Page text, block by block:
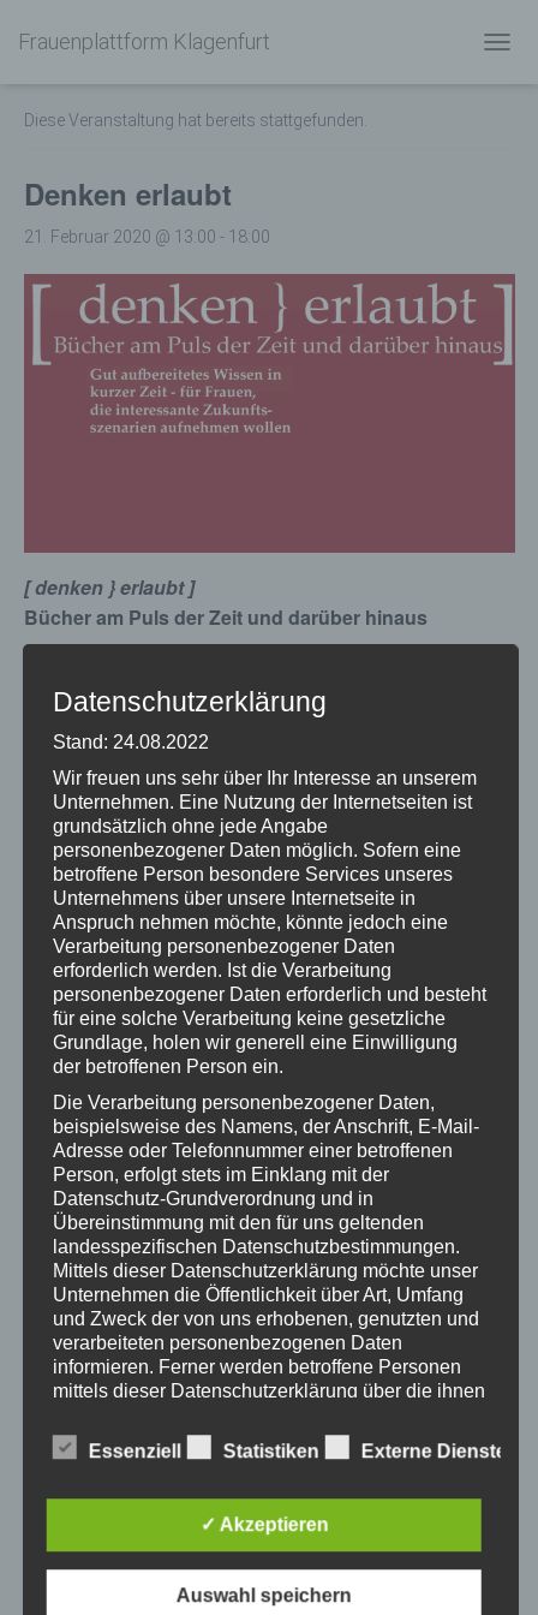
Frauenplattform Klagenfurt
U
C
« Alle Veranstaltungen
Diese Veranstaltung hat bereits stattgefunden.
Denken erlaubt
21. Februar 2020 @ 13:00 - 18:00
[ denken } erlaubt ]
Bücher am Puls der Zeit und darüber hinaus
die interessante Zukunftsszenarien aufnehmen
Besuch des Handke-Museums im Stift Griffen mit
Führung.
Treffpunkt am Parkplatz CineCity,
Heidemarie-Hatheyer-Platz 1, Kosten € 10,– pro
Person.
Anmeldung: T +43 473 537-4681 oder
frauen.chancengleichheit.generationen@klagenfurt.at
ZUM KALENDER HINZUFÜGEN
DETAILS
Datum:
21. Februar 2020
Zeit:
13:00 - 18:00
Veranstaltungkategorien:
Buchvorstellung,denken-erlaubt
Bücher,Literatur
Datenschutzerklärung
Stand: 24.08.2022
Wir freuen uns sehr über Ihr Interesse an unserem
Unternehmen. Eine Nutzung der Internetseiten ist
grundsätzlich ohne jede Angabe
personenbezogener Daten möglich. Sofern eine
betroffene Person besondere Services unseres
Unternehmens über unsere Internetseite in
Anspruch nehmen möchte, könnte jedoch eine
Verarbeitung personenbezogener Daten
erforderlich werden. Ist die Verarbeitung
personenbezogener Daten erforderlich und besteht
für eine solche Verarbeitung keine gesetzliche
Grundlage, holen wir generell eine Einwilligung
der betroffenen Person ein.
Die Verarbeitung personenbezogener Daten,
beispielsweise des Namens, der Anschrift, E-Mail-
Adresse oder Telefonnummer einer betroffenen
Person, erfolgt stets im Einklang mit der
Datenschutz-Grundverordnung und in
Übereinstimmung mit den für uns geltenden
landesspezifischen Datenschutzbestimmungen.
Mittels dieser Datenschutzerklärung möchte unser
Unternehmen die Öffentlichkeit über Art, Umfang
und Zweck der von uns erhobenen, genutzten und
verarbeiteten personenbezogenen Daten
informieren. Ferner werden betroffene Personen
mittels dieser Datenschutzerklärung über die ihnen
Wir haben als für die Verarbeitung Verantwortlicher
Maßnahmen umgesetzt, um einen möglichst
lückenlosen Schutz der über diese Internetseite
verarbeiteten personenbezogenen Daten
sicherzustellen. Dennoch können Internetbasierte
Datenübertragungen grundsätzlich
Essenziell Statistiken Externe Dienste
✓ Akzeptieren
Auswahl speichern